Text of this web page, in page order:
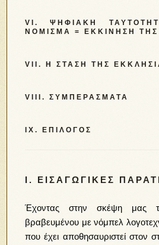
VI. ΨΗΦΙΑΚΉ
ΝΌΜΙΣΜΑ = ΕΚΚΊΝΗΣΗ ΤΗΣ
VII. Η ΣΤΆΣΗ ΤΗΣ
VIII. ΣΥΜΠΕΡΆΣΜΑΤΑ
IX. ΕΠΊΛΟΓΟΣ
I. ΕΙΣΑΓΩΓΙΚΈΣ
Έχοντας στην σκέψη μας
βραβευμένου με νόμπελ
που έχει αποθησαυριστεί στον